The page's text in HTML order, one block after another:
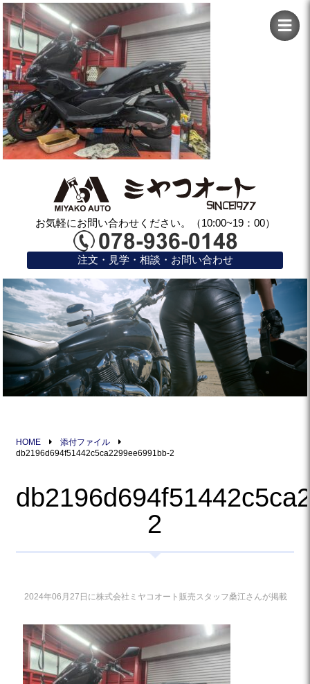
お気軽にお問い合わせください。（10:00~19：00）
注文・見学・相談・お問い合わせ
HOME
添付ファイル
db2196d694f51442c5ca2299ee6991bb-2
2
2024年06月27日に株式会社ミヤコオート販売スタッフ桑江さんが掲載